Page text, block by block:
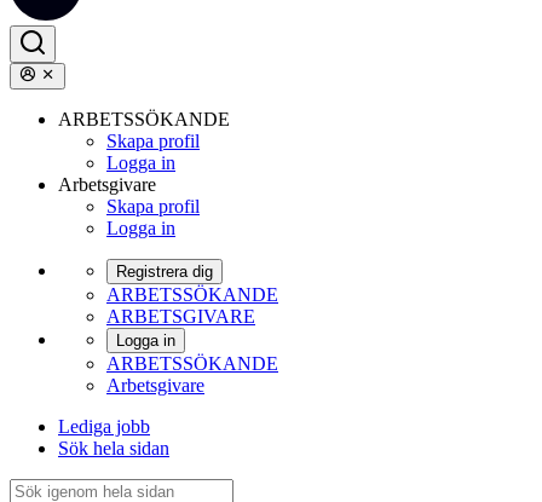
ARBETSSÖKANDE
Skapa profil
Logga in
Arbetsgivare
Skapa profil
Logga in
Registrera dig
ARBETSSÖKANDE
ARBETSGIVARE
Logga in
ARBETSSÖKANDE
Arbetsgivare
Lediga jobb
Sök hela sidan